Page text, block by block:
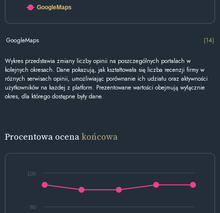
GoogleMaps
GoogleMaps (14)
Wykres przedstawia zmiany liczby opinii na poszczególnych portalach w
kolejnych okresach. Dane pokazują, jak kształtowała się liczba recenzji firmy w
różnych serwisach opinii, umożliwiając porównanie ich udziału oraz aktywności
użytkowników na każdej z platform. Prezentowane wartości obejmują wyłącznie
okres, dla którego dostępne były dane.
Procentowa ocenakońcowa
80
100